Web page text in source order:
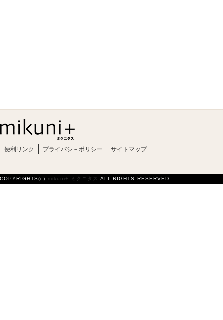
便利リンク プライバシ－ポリシー サイトマップ
COPYRIGHTS(c) mikuni+ ミクニタス ALL RIGHTS RESERVED.